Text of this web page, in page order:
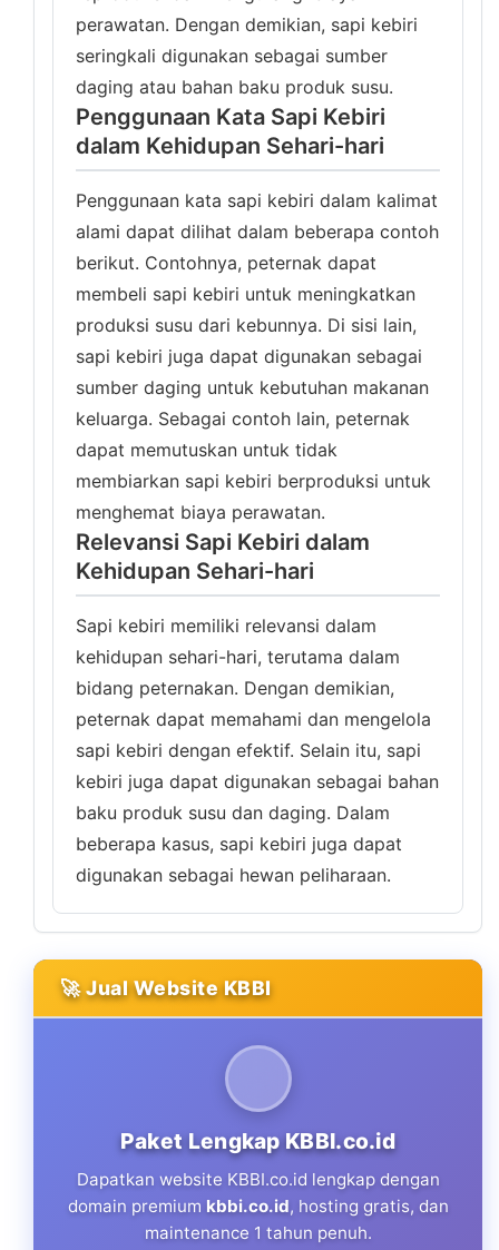
perawatan. Dengan demikian, sapi kebiri
seringkali digunakan sebagai sumber
daging atau bahan baku produk susu.
Penggunaan Kata Sapi Kebiri
dalam Kehidupan Sehari-hari
Penggunaan kata sapi kebiri dalam kalimat
alami dapat dilihat dalam beberapa contoh
berikut. Contohnya, peternak dapat
membeli sapi kebiri untuk meningkatkan
produksi susu dari kebunnya. Di sisi lain,
sapi kebiri juga dapat digunakan sebagai
sumber daging untuk kebutuhan makanan
keluarga. Sebagai contoh lain, peternak
dapat memutuskan untuk tidak
membiarkan sapi kebiri berproduksi untuk
menghemat biaya perawatan.
Relevansi Sapi Kebiri dalam
Kehidupan Sehari-hari
Sapi kebiri memiliki relevansi dalam
kehidupan sehari-hari, terutama dalam
bidang peternakan. Dengan demikian,
peternak dapat memahami dan mengelola
sapi kebiri dengan efektif. Selain itu, sapi
kebiri juga dapat digunakan sebagai bahan
baku produk susu dan daging. Dalam
beberapa kasus, sapi kebiri juga dapat
digunakan sebagai hewan peliharaan.
🚀 Jual Website KBBI
Paket Lengkap KBBI.co.id
Dapatkan website KBBI.co.id lengkap dengan
domain premium kbbi.co.id, hosting gratis, dan
maintenance 1 tahun penuh.